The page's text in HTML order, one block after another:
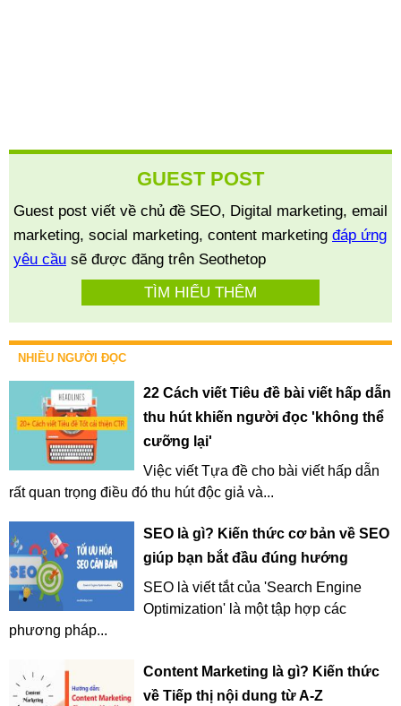
GUEST POST
Guest post viết về chủ đề SEO, Digital marketing, email
marketing, social marketing, content marketing đáp ứng
yêu cầu sẽ được đăng trên Seothetop
TÌM HIỂU THÊM
NHIỀU NGƯỜI ĐỌC
22 Cách viết Tiêu đề bài viết hấp dẫn
thu hút khiến người đọc 'không thể
cưỡng lại'
Việc viết Tựa đề cho bài viết hấp dẫn
rất quan trọng điều đó thu hút độc giả và...
SEO là gì? Kiến thức cơ bản về SEO
giúp bạn bắt đầu đúng hướng
SEO là viết tắt của 'Search Engine
Optimization' là một tập hợp các
phương pháp...
Content Marketing là gì? Kiến thức
về Tiếp thị nội dung từ A-Z